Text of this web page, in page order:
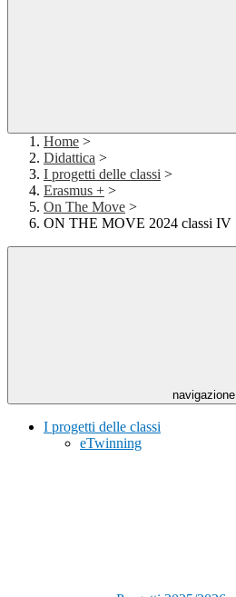
Home >
Didattica >
I progetti delle classi >
Erasmus + >
On The Move >
ON THE MOVE 2024 classi IV
navigazione
I progetti delle classi
eTwinning